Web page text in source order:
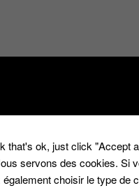
that's ok, just click "Accept
servons des cookies. Si
choisir le type de